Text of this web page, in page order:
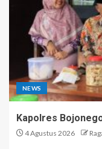
NEWS
Kapolres
4 Agustus 2026